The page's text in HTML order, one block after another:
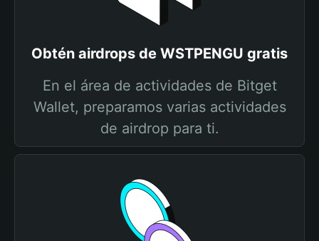
Obtén airdrops de WSTPENGU gratis
En el área de actividades de Bitget
Wallet, preparamos varias actividades
de airdrop para ti.